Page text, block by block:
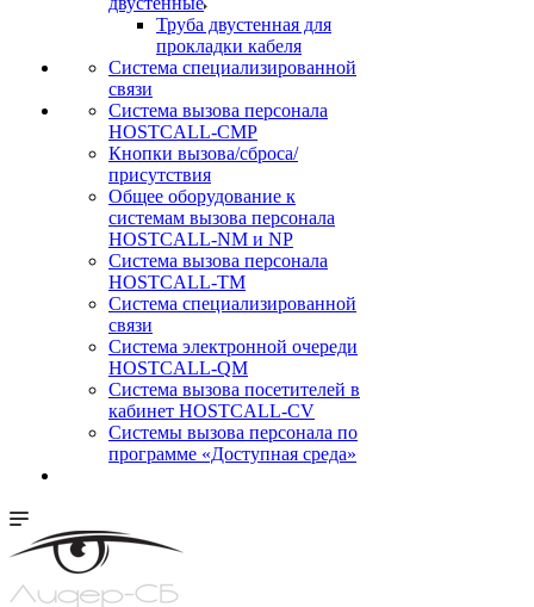
Труба двустенная для
прокладки кабеля
Система специализированной
связи
Cистема вызова персонала
HOSTCALL-CMP
Кнопки вызова/сброса/
присутствия
Общее оборудование к
системам вызова персонала
HOSTCALL-NM и NP
Система вызова персонала
HOSTCALL-TM
Система специализированной
связи
Система электронной очереди
HOSTCALL-QM
Cистема вызова посетителей в
кабинет HOSTCALL-CV
Системы вызова персонала по
программе «Доступная среда»